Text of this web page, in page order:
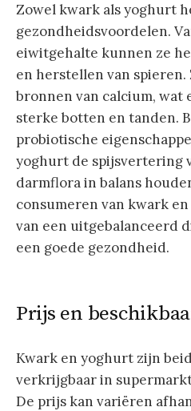
Zowel kwark als yoghurt
gezondheidsvoordelen.
eiwitgehalte kunnen ze
en herstellen van spieren.
bronnen van calcium, wat
sterke botten en tanden.
probiotische
yoghurt de spijsvertering
darmflora in balans
consumeren van kwark
van een uitgebalanceerd
een goede gezondheid.
Prijs en
Kwark en yoghurt zijn
verkrijgbaar in
De prijs kan variëren